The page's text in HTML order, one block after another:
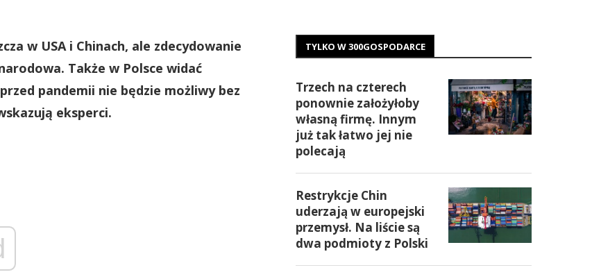
w USA i Chinach, ale zdecydowanie
Także w Polsce widać
pandemii nie będzie możliwy bez
eksperci.
TYLKO W 300GOSPODARCE
Trzech na czterech
ponownie założyłoby
własną firmę. Innym
już tak łatwo jej nie
polecają
Restrykcje Chin
uderzają w europejski
przemysł. Na liście są
dwa podmioty z Polski